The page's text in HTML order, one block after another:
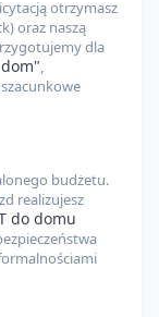
otrzymasz
oraz naszą
dla
,
szacunkowe
budżetu.
realizujesz
do domu